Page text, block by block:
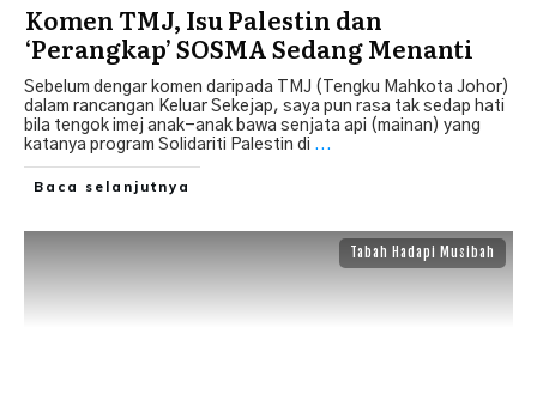
Komen TMJ, Isu Palestin dan
‘Perangkap’ SOSMA Sedang Menanti
Sebelum dengar komen daripada TMJ (Tengku Mahkota Johor)
dalam rancangan Keluar Sekejap, saya pun rasa tak sedap hati
bila tengok imej anak-anak bawa senjata api (mainan) yang
katanya program Solidariti Palestin di ...
Baca selanjutnya
Tabah Hadapi Musibah